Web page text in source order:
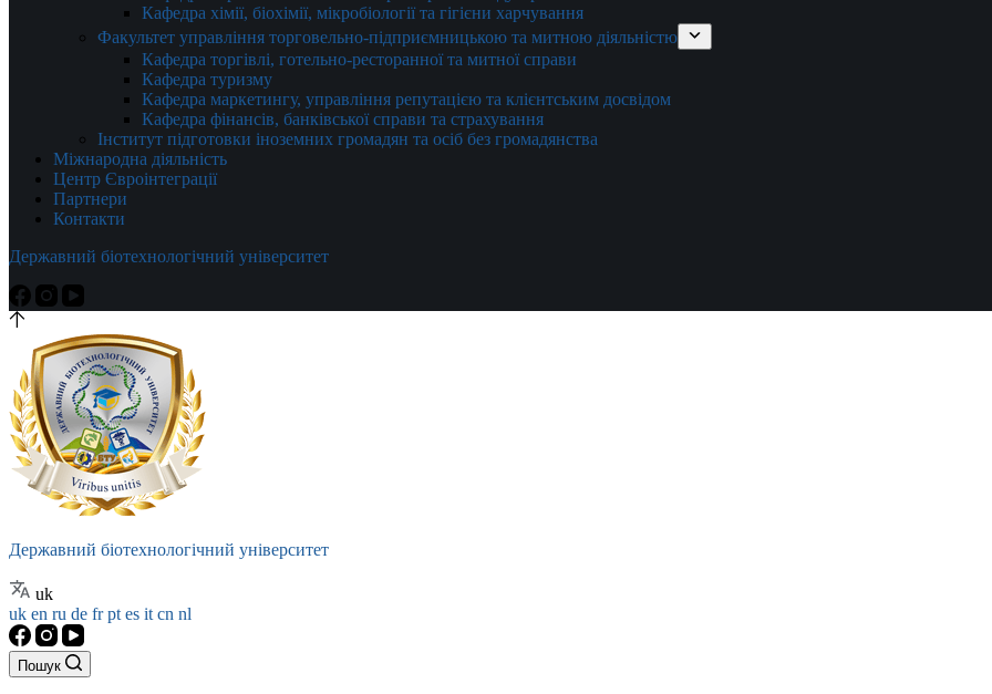
Кафедра хімії, біохімії, мікробіології та гігієни харчування
Факультет управління торговельно-підприємницькою та митною діяльністю
Кафедра торгівлі, готельно-ресторанної та митної справи
Кафедра туризму
Кафедра маркетингу, управління репутацією та клієнтським досвідом
Кафедра фінансів, банківської справи та страхування
Інститут підготовки іноземних громадян та осіб без громадянства
Міжнародна діяльність
Центр Євроінтеграції
Партнери
Контакти
Державний біотехнологічний університет
Державний біотехнологічний університет
uk
uk en ru de frpt es it cn nl
Пошук